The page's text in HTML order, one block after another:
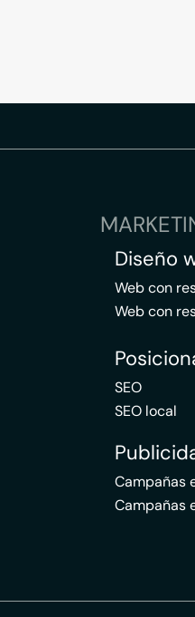
Diseño
Web con
Web con
SEO
SEO local
Campañas
Campañas